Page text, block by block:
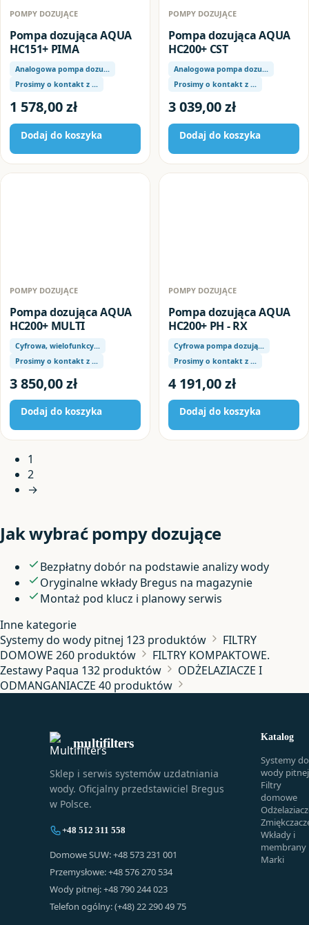
POMPY DOZUJĄCE
Pompa dozująca AQUA
HC151+ PIMA
Analogowa pompa dozu…
Prosimy o kontakt z …
1 578,00zł
Dodaj do koszyka
POMPY DOZUJĄCE
Pompa dozująca AQUA
HC200+ CST
Analogowa pompa dozu…
Prosimy o kontakt z …
3 039,00zł
Dodaj do koszyka
POMPY DOZUJĄCE
Pompa dozująca AQUA
HC200+ MULTI
Cyfrowa, wielofunkcy…
Prosimy o kontakt z …
3 850,00zł
Dodaj do koszyka
POMPY DOZUJĄCE
Pompa dozująca AQUA
HC200+ PH - RX
Cyfrowa pompa dozują…
Prosimy o kontakt z …
4 191,00zł
Dodaj do koszyka
1
2
→
Jak wybrać pompy dozujące
Bezpłatny dobór na podstawie analizy wody
Oryginalne wkłady Bregus na magazynie
Montaż pod klucz i planowy serwis
Inne kategorie
Systemy do wody pitnej 123 produktów
FILTRY
DOMOWE 260 produktów
FILTRY KOMPAKTOWE.
Zestawy Paqua 132 produktów
ODŻELAZIACZE I
ODMANGANIACZE 40 produktów
multifilters
Sklep i serwis systemów uzdatniania
wody. Oficjalny przedstawiciel Bregus
w Polsce.
+48 512 311 558
Domowe SUW: +48 573 231 001
Przemysłowe: +48 576 270 534
Wody pitnej: +48 790 244 023
Telefon ogólny: (+48) 22 290 49 75
Katalog
Systemy do
wody pitnej
Filtry
domowe
Wkłady i
membrany
Marki